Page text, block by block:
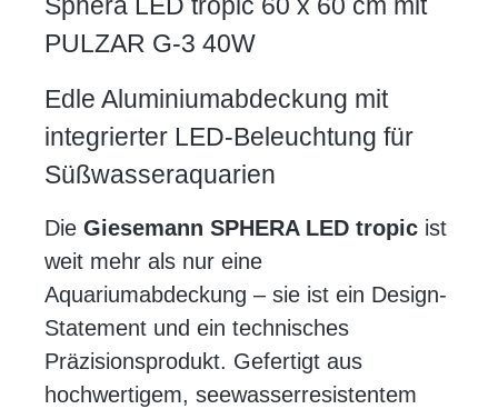
Sphera LED tropic 60 x 60 cm mit
PULZAR G-3 40W
Edle Aluminiumabdeckung mit
integrierter LED-Beleuchtung für
Süßwasseraquarien
Die Giesemann SPHERA LED tropic ist
weit mehr als nur eine
Aquariumabdeckung – sie ist ein Design-
Statement und ein technisches
Präzisionsprodukt. Gefertigt aus
hochwertigem, seewasserresistentem